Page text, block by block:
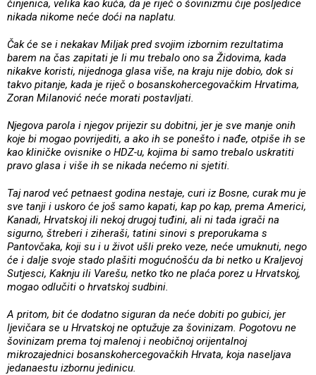
činjenica, velika kao kuća, da je riječ o šovinizmu čije posljedice
nikada nikome neće doći na naplatu.
Čak će se i nekakav Miljak pred svojim izbornim rezultatima
barem na čas zapitati je li mu trebalo ono sa Židovima, kada
nikakve koristi, nijednoga glasa više, na kraju nije dobio, dok si
takvo pitanje, kada je riječ o bosanskohercegovačkim Hrvatima,
Zoran Milanović neće morati postavljati.
Njegova parola i njegov prijezir su dobitni, jer je sve manje onih
koje bi mogao povrijediti, a ako ih se ponešto i nađe, otpiše ih se
kao kliničke ovisnike o HDZ-u, kojima bi samo trebalo uskratiti
pravo glasa i više ih se nikada nećemo ni sjetiti.
Taj narod već petnaest godina nestaje, curi iz Bosne, curak mu je
sve tanji i uskoro će još samo kapati, kap po kap, prema Americi,
Kanadi, Hrvatskoj ili nekoj drugoj tuđini, ali ni tada igrači na
sigurno, štreberi i ziheraši, tatini sinovi s preporukama s
Pantovčaka, koji su i u život ušli preko veze, neće umuknuti, nego
će i dalje svoje stado plašiti mogućnošću da bi netko u Kraljevoj
Sutjesci, Kaknju ili Varešu, netko tko ne plaća porez u Hrvatskoj,
mogao odlučiti o hrvatskoj sudbini.
A pritom, bit će dodatno siguran da neće dobiti po gubici, jer
ljevičara se u Hrvatskoj ne optužuje za šovinizam. Pogotovu ne
šovinizam prema toj malenoj i neobičnoj orijentalnoj
mikrozajednici bosanskohercegovačkih Hrvata, koja naseljava
jedanaestu izbornu jedinicu.